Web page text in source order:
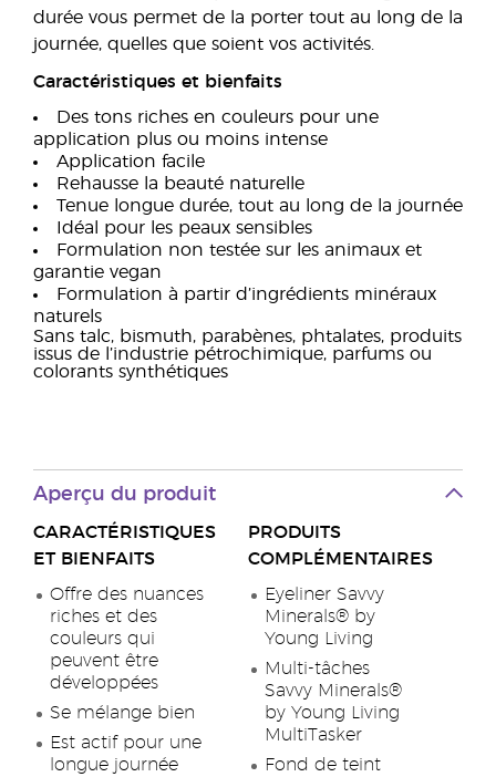
durée vous permet de la porter tout au long de la
journée, quelles que soient vos activités.
Caractéristiques et bienfaits
Des tons riches en couleurs pour une
application plus ou moins intense
Application facile
Rehausse la beauté naturelle
Tenue longue durée, tout au long de la journée
Idéal pour les peaux sensibles
Formulation non testée sur les animaux et
garantie vegan
Formulation à partir d’ingrédients minéraux
naturels
Sans talc, bismuth, parabènes, phtalates, produits
issus de l’industrie pétrochimique, parfums ou
colorants synthétiques
Aperçu du produit
CARACTÉRISTIQUES
ET BIENFAITS
Offre des nuances
riches et des
couleurs qui
peuvent être
développées
Se mélange bien
Est actif pour une
longue journée
PRODUITS
COMPLÉMENTAIRES
Eyeliner Savvy
Minerals® by
Young Living
Multi-tâches
Savvy Minerals®
by Young Living
MultiTasker
Fond de teint